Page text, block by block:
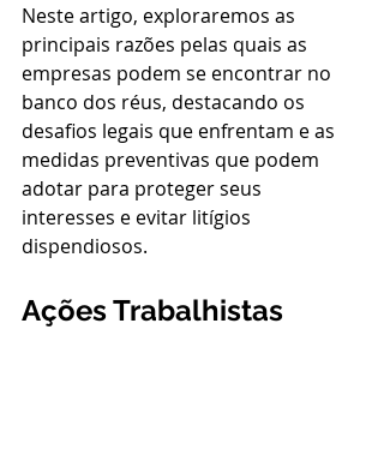
Neste artigo, exploraremos as
principais razões pelas quais as
empresas podem se encontrar no
banco dos réus, destacando os
desafios legais que enfrentam e as
medidas preventivas que podem
adotar para proteger seus
interesses e evitar litígios
dispendiosos.
Ações Trabalhistas